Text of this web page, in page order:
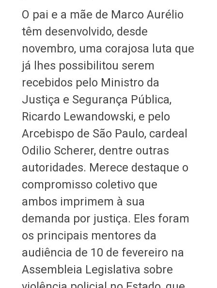
O pai e a mãe de Marco Aurélio
têm desenvolvido, desde
novembro, uma corajosa luta que
já lhes possibilitou serem
recebidos pelo Ministro da
Justiça e Segurança Pública,
Ricardo Lewandowski, e pelo
Arcebispo de São Paulo, cardeal
Odilio Scherer, dentre outras
autoridades. Merece destaque o
compromisso coletivo que
ambos imprimem à sua
demanda por justiça. Eles foram
os principais mentores da
audiência de 10 de fevereiro na
Assembleia Legislativa sobre